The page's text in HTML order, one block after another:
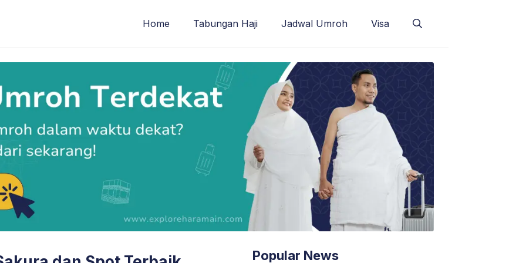
Home Tabungan Haji Jadwal Umroh Visa
Popular News